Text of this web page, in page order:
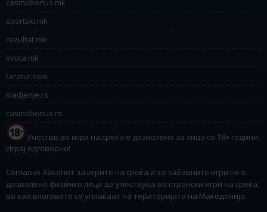
sportski.mk
rezultat.mk
kvota.mk
taratur.com
kladjenje.rs
casinobonus.rs
Учество во игри на среќа е дозволено за лица со 18+ години.
Играј одговорно!
Согласно Законот за игрите на среќа и за забавните игри не е
дозволено физичко лице да учествува во странски игри на среќа,
во кои влоговите се уплаќаат на територијата на Македонија.